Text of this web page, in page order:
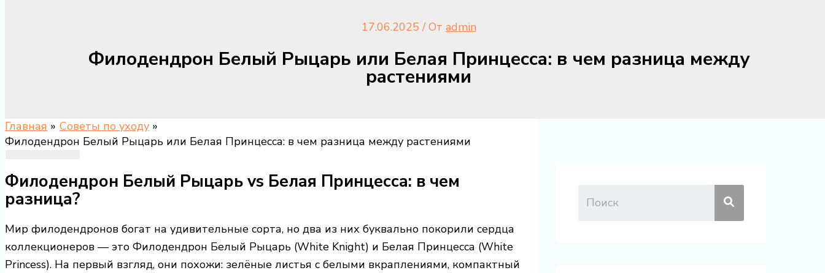
17.06.2025/ От admin
Филодендрон Белый Рыцарь или Белая Принцесса: в чем разница между
растениями
Главная
Советы по уходу
Филодендрон Белый Рыцарь или Белая Принцесса: в чем разница между растениями
Филодендрон Белый Рыцарь vs Белая Принцесса: в чем
разница?
Мир филодендронов богат на удивительные сорта, но два из них буквально покорили сердца
коллекционеров — это Филодендрон Белый Рыцарь (White Knight) и Белая Принцесса (White
Princess). На первый взгляд, они похожи: зелёные листья с белыми вкраплениями, компактный